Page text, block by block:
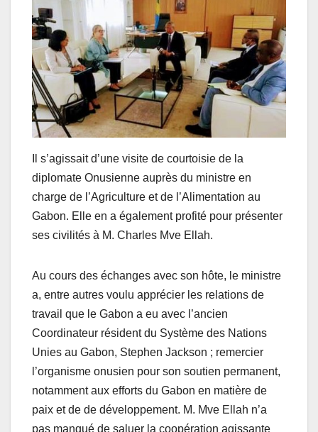
Il s’agissait d’une visite de courtoisie de la
diplomate Onusienne auprès du ministre en
charge de l’Agriculture et de l’Alimentation au
Gabon. Elle en a également profité pour présenter
ses civilités à M. Charles Mve Ellah.
Au cours des échanges avec son hôte, le ministre
a, entre autres voulu apprécier les relations de
travail que le Gabon a eu avec l’ancien
Coordinateur résident du Système des Nations
Unies au Gabon, Stephen Jackson ; remercier
l’organisme onusien pour son soutien permanent,
notamment aux efforts du Gabon en matière de
paix et de de développement. M. Mve Ellah n’a
pas manqué de saluer la coopération agissante